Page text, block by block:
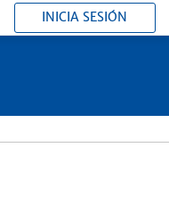
INICIA SESIÓN